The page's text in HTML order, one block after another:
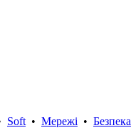
Soft • Мережі • Безпека